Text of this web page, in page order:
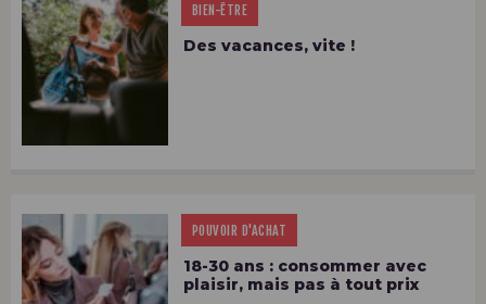
BIEN-ÊTRE
Des vacances, vite !
POUVOIR D'ACHAT
18-30 ans : consommer avec
plaisir, mais pas à tout prix